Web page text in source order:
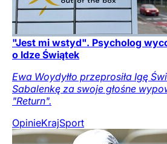
"Jest mi wstyd". Psycholog
o Idze Świątek
Ewa Woydyłło przeprosiła Igę
Sabalenkę za swoje głośne
"Return".
OpinieKrajSport